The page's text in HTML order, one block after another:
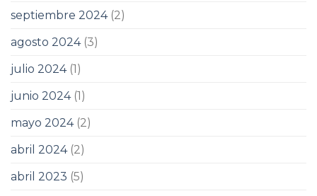
septiembre 2024(2)
agosto 2024(3)
julio 2024(1)
junio 2024(1)
mayo 2024(2)
abril 2024(2)
abril 2023 (5)